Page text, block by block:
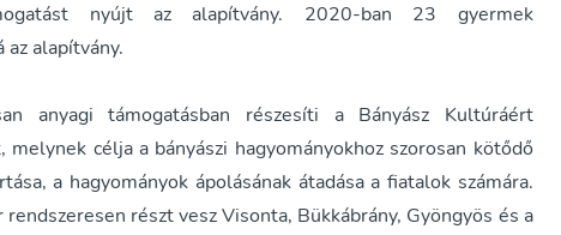
nyújt az alapítvány. 2020-ban 23 gyermek
alapítvány.
anyagi támogatásban részesíti a Bányász Kultúráért
melynek célja a bányászi hagyományokhoz szorosan kötődő
a hagyományok ápolásának átadása a fiatalok számára.
rendszeresen részt vesz Visonta, Bükkábrány, Gyöngyös és a